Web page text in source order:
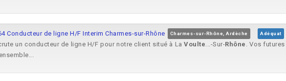
Conducteur de ligne H/F Interim Charmes-sur-Rhône Charmes-sur-Rhône, Ardèche Adéquat
un conducteur de ligne H/F pour notre client situé à LaVoulte...-Sur-Rhône . Vos